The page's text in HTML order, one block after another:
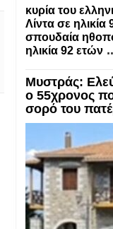
κυρία του
Λίντα σε ηλικία
σπουδαία
ηλικία 92 ετών
Μυστράς:
ο 55χρονος
σορό του